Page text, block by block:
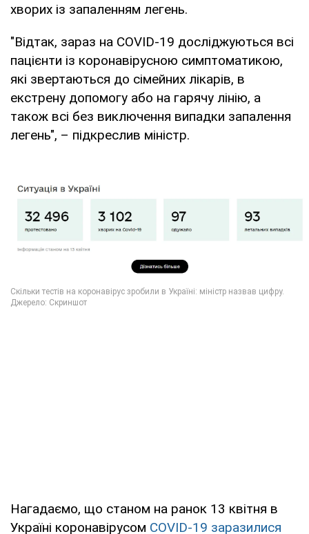
хворих із запаленням легень.
"Відтак, зараз на COVID-19 досліджуються всі
пацієнти із коронавірусною симптоматикою,
які звертаються до сімейних лікарів, в
екстрену допомогу або на гарячу лінію, а
також всі без виключення випадки запалення
легень", – підкреслив міністр.
Нагадаємо, що станом на ранок 13 квітня в
Україні коронавірусом COVID-19 заразилися